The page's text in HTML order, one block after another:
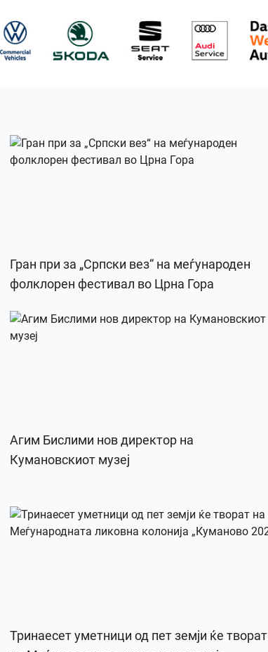
Гран при за „Српски вез“ на меѓународен
фолклорен фестивал во Црна Гора
Агим Бислими нов директор на
Кумановскиот музеј
Тринаесет уметници од пет земји ќе творат